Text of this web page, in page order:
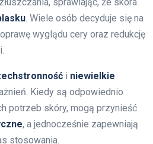
. Wiele osób decyduje się na
wyglądu cery oraz redukcję
i niewielkie
Kiedy są odpowiednio
potrzeb skóry, mogą przynieść
, a jednocześnie zapewniają
stosowania.